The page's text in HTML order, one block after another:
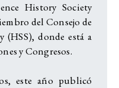
History Society
del Consejo de
(HSS), donde está a
y Congresos.
este año publicó